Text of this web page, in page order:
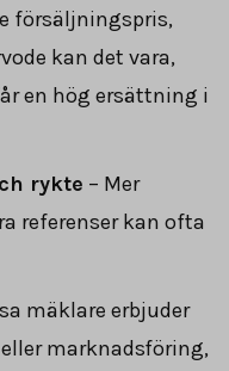
försäljningspris,
kan det vara,
en hög ersättning i
rykte – Mer
referenser kan ofta
mäklare erbjuder
marknadsföring,